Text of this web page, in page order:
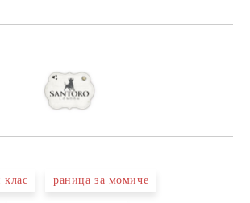
клас раница за момиче